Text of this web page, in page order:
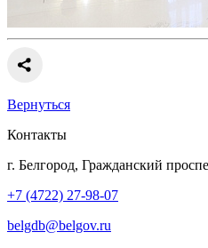
Вернуться
Контакты
г. Белгород, Гражданский
+7 (4722) 27-98-07
belgdb@belgov.ru